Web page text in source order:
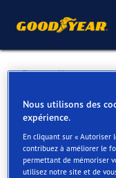
Retour liste
ETS
Services
Nous utilisons des
expérience.
En cliquant sur « Autoriser
contribuez à améliorer le
permettant de mémoriser
utilisez notre site et de